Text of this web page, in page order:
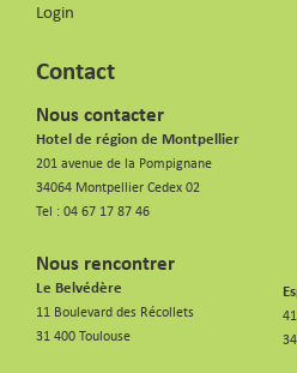
Login
Contact
Nous contacter
Hotel de région de Montpellier
201 avenue de la Pompignane
34064 Montpellier Cedex 02
Tel : 04 67 17 87 46
Nous rencontrer
Le Belvédère
11 Boulevard des Récollets
31 400 Toulouse